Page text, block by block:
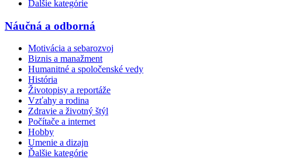
Ďalšie kategórie
Náučná a odborná
Motivácia a sebarozvoj
Biznis a manažment
Humanitné a spoločenské vedy
História
Životopisy a reportáže
Vzťahy a rodina
Zdravie a životný štýl
Počítače a internet
Hobby
Umenie a dizajn
Ďalšie kategórie